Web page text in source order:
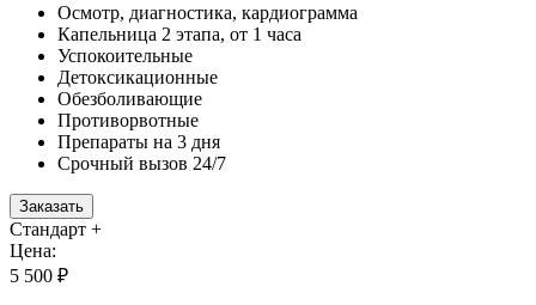
Осмотр, диагностика, кардиограмма
Капельница 2 этапа, от 1 часа
Успокоительные
Детоксикационные
Обезболивающие
Противорвотные
Препараты на 3 дня
Срочный вызов 24/7
Заказать
Стандарт +
Цена:
5 500 ₽